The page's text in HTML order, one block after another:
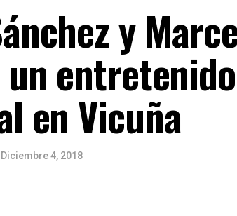
y
en Vicuña
Diciembre 4, 2018